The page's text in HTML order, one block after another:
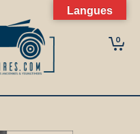
0
Langues